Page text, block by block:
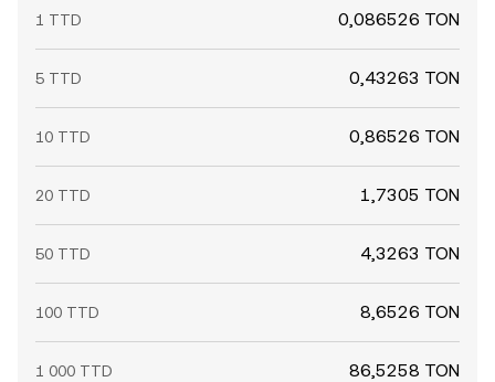
1 TTD 0,086526 TON
5 TTD 0,43263 TON
10 TTD 0,86526 TON
20 TTD 1,7305 TON
50 TTD 4,3263 TON
100 TTD 8,6526 TON
1 000 TTD 86,5258 TON